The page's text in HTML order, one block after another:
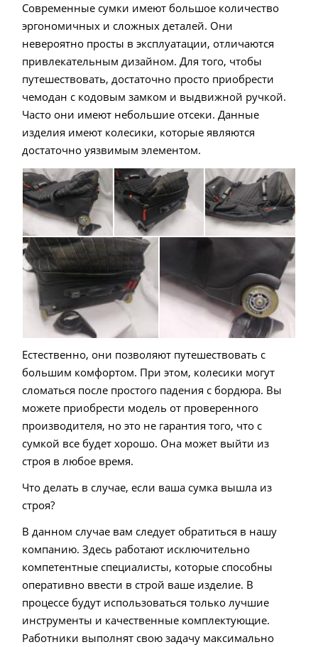
Современные сумки имеют большое количество
эргономичных и сложных деталей. Они
невероятно просты в эксплуатации, отличаются
привлекательным дизайном. Для того, чтобы
путешествовать, достаточно просто приобрести
чемодан с кодовым замком и выдвижной ручкой.
Часто они имеют небольшие отсеки. Данные
изделия имеют колесики, которые являются
достаточно уязвимым элементом.
Естественно, они позволяют путешествовать с
большим комфортом. При этом, колесики могут
сломаться после простого падения с бордюра. Вы
можете приобрести модель от проверенного
производителя, но это не гарантия того, что с
сумкой все будет хорошо. Она может выйти из
строя в любое время.
Что делать в случае, если ваша сумка вышла из
строя?
В данном случае вам следует обратиться в нашу
компанию. Здесь работают исключительно
компетентные специалисты, которые способны
оперативно ввести в строй ваше изделие. В
процессе будут использоваться только лучшие
инструменты и качественные комплектующие.
Работники выполнят свою задачу максимально